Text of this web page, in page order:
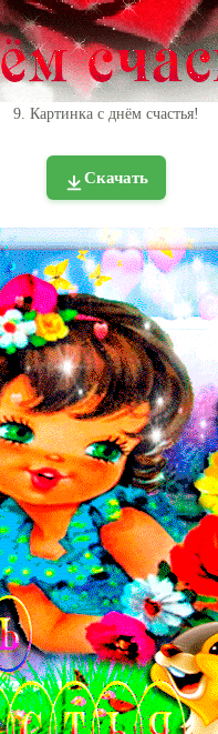
9. Картинка с днём счастья!
Скачать